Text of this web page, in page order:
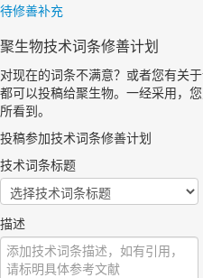
待修善补充
聚生物技术词条修善计划
对现在的词条不满意？或者您有关
都可以投稿给聚生物。一经采用，
所看到。
投稿参加技术词条修善计划
技术词条标题
描述